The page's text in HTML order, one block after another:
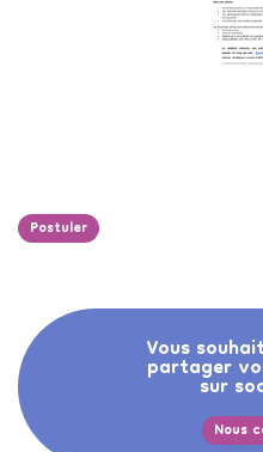
Postuler
Vous
partager
sur
Nous